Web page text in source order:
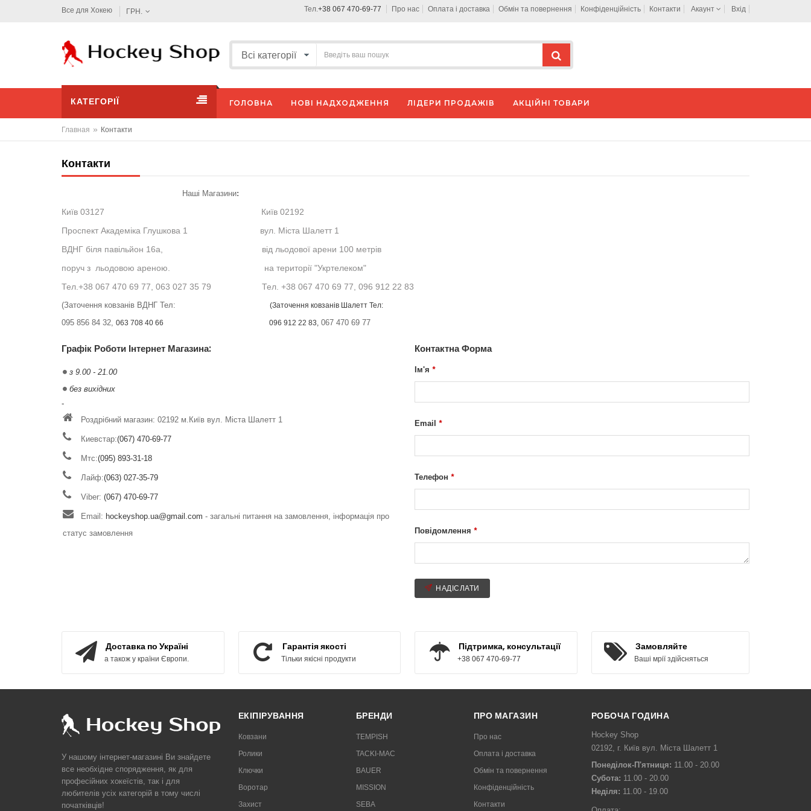
Все для Хокею ГРН. Тел.+38 067 470-69-77 Про нас Оплата і доставка Обмін та повернення Конфіденційність Контакти Акаунт Вхід
КАТЕГОРІЇ ГОЛОВНА НОВІ НАДХОДЖЕННЯ ЛІДЕРИ ПРОДАЖІВ АКЦІЙНІ ТОВАРИ
Главная » Контакти
Контакти
Наші Магазини:
Київ 03127 Київ 02192
Проспект Академіка Глушкова 1 вул . Міста Шалетт 1
ВДНГ біля павільйон 16а, від льодової арени 100 метрів
поруч з льодовою ареною. на території "Укртелеком"
Тел.+38 067 470 69 77, 063 027 35 79
Тел. +38 067 470 69 77, 096 912 22 83
(Заточення ковзанів ВДНГ Тел: (Заточення ковзанів Шалетт Тел:
095 856 84 32, 063 708 40 66 096 912 22 83, 067 470 69 77
Графік Роботи Інтернет Магазина:
з 9.00 - 21.00
без вихідних
-
Роздрібний магазин: 02192 м.Київ вул. Міста Шалетт 1
Киевстар:(067) 470-69-77
Мтс:(095) 893-31-18
Лайф:(063) 027-35-79
Viber: (067) 470-69-77
Email: hockeyshop.ua@gmail.com - загальні питання на замовлення, інформація про
статус замовлення
Контактна Форма
Ім'я *
Email *
Телефон *
Повідомлення *
НАДІСЛАТИ
Доставка по Україні
а також у країни Європи.
Гарантія якості
Тільки якісні продукти
Підтримка, консультації
+38 067 470-69-77
Замовляйте
Ваші мрії здійсняться
У нашому інтернет-магазині Ви знайдете
все необхідне спорядження, як для
професійних хокеїстів, так і для
любителів усіх категорій в тому числі
початківців!
ЕКІПІРУВАННЯ
Ковзани
Ролики
Ключки
Воротар
Захист
БРЕНДИ
TEMPISH
TACKI-MAC
BAUER
MISSION
SEBA
ПРО МАГАЗИН
Про нас
Оплата і доставка
Обмін та повернення
Конфіденційність
Контакти
РОБОЧА ГОДИНА
Hockey Shop
02192, г. Київ вул. Міста Шалетт 1
Понеділок-П'ятниця: 11.00 - 20.00
Субота: 11.00 - 20.00
Неділя: 11.00 - 19.00